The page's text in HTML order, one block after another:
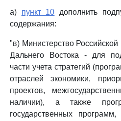
а) пункт 10 дополнить
содержания:
"в) Министерство
Дальнего Востока - для
части учета стратегий
отраслей экономики,
проектов,
наличии), а также
государственных